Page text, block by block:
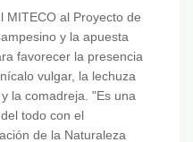
MITECO al Proyecto de
y la apuesta
favorecer la presencia
vulgar, la lechuza
la comadreja. "Es una
todo con el
de la Naturaleza